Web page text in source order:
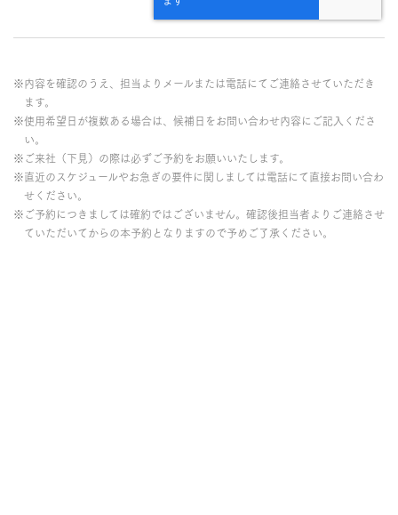
※内容を確認のうえ、担当よりメールまたは電話にてご連絡させていただき
ます。
※使用希望日が複数ある場合は、候補日をお問い合わせ内容にご記入くださ
い。
※ご来社（下見）の際は必ずご予約をお願いいたします。
※直近のスケジュールやお急ぎの要件に関しましては電話にて直接お問い合わ
せください。
※ご予約につきましては確約ではございません。確認後担当者よりご連絡させ
ていただいてからの本予約となりますので予めご了承ください。